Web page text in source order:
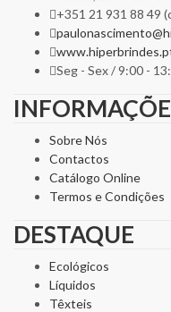
+351 21 931 88 49
Seg - Sex / 9:00 -
Sobre Nós
Contactos
Catálogo Online
Termos e Condições
DESTAQUE
Ecológicos
Líquidos
Têxteis